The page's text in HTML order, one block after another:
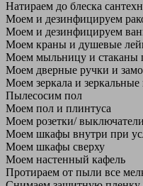
Натираем до блеска
Моем и дезинфицируем
Моем и дезинфицируем
Моем краны и душевые
Моем мыльницу и стаканы
Моем дверные ручки и
Моем зеркала и зеркальные
Пылесосим пол
Моем пол и плинтуса
Моем розетки/ выключатели
Моем шкафы внутри при
Моем шкафы сверху
Моем настенный кафель
Протираем от пыли все